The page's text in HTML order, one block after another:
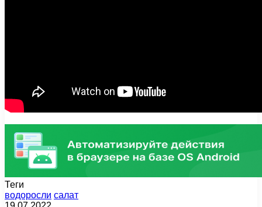
Теги
водоросли салат